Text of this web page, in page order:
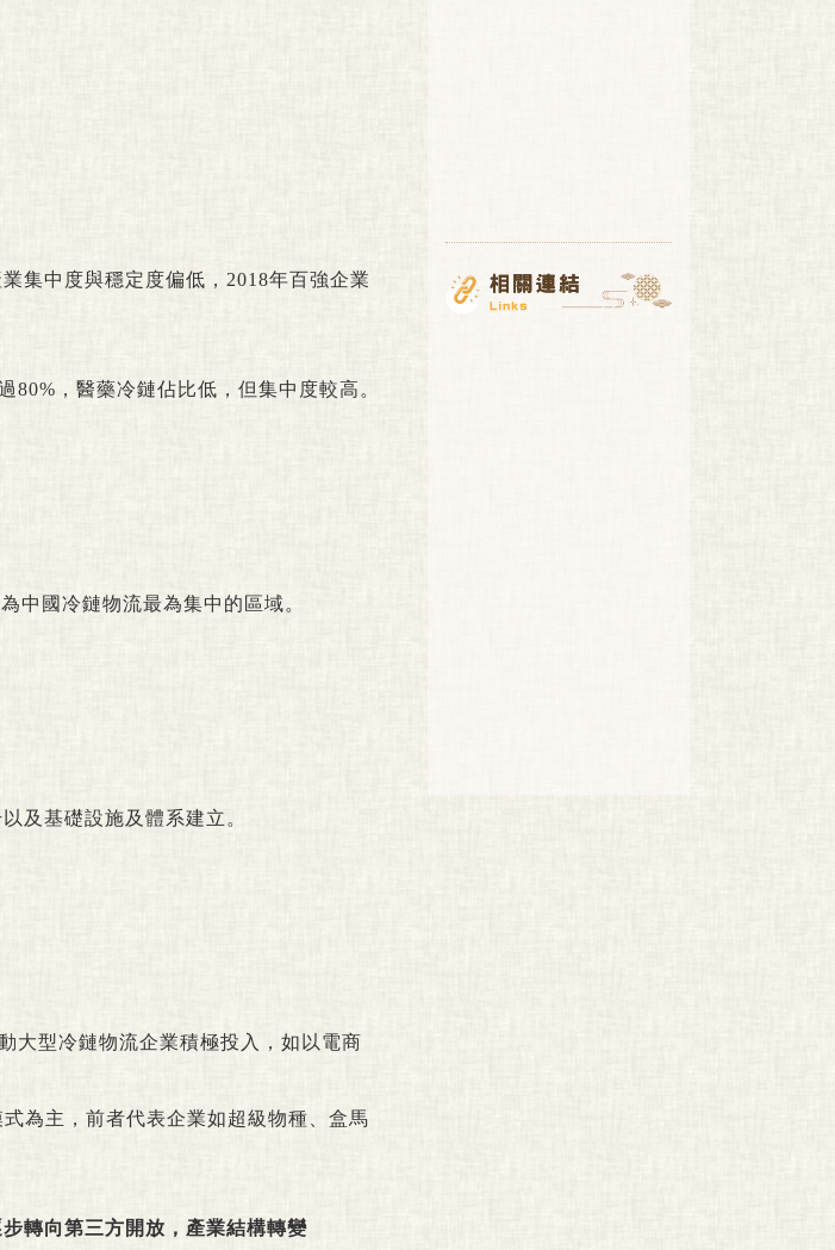
集中度與穩定度偏低，2018年百強企業
，醫藥冷鏈佔比低，但集中度較高。
中國冷鏈物流最為集中的區域。
及基礎設施及體系建立。
大型冷鏈物流企業積極投入，如以電商
為主，前者代表企業如超級物種、盒馬
轉向第三方開放，產業結構轉變